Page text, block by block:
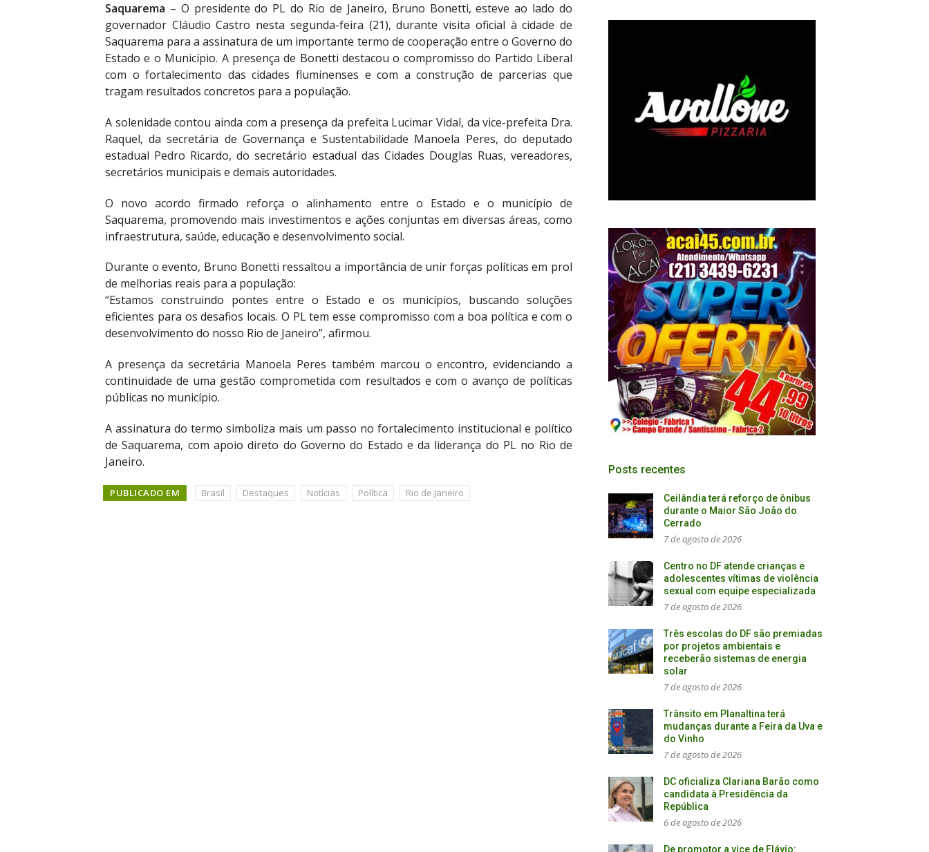
Saquarema – O presidente do PL do Rio de Janeiro, Bruno Bonetti, esteve ao lado do
governador Cláudio Castro nesta segunda-feira (21), durante visita oficial à cidade de
Saquarema para a assinatura de um importante termo de cooperação entre o Governo do
Estado e o Município. A presença de Bonetti destacou o compromisso do Partido Liberal
com o fortalecimento das cidades fluminenses e com a construção de parcerias que
tragam resultados concretos para a população.
A solenidade contou ainda com a presença da prefeita Lucimar Vidal, da vice-prefeita Dra.
Raquel, da secretária de Governança e Sustentabilidade Manoela Peres, do deputado
estadual Pedro Ricardo, do secretário estadual das Cidades Douglas Ruas, vereadores,
secretários municipais e demais autoridades.
O novo acordo firmado reforça o alinhamento entre o Estado e o município de
Saquarema, promovendo mais investimentos e ações conjuntas em diversas áreas, como
infraestrutura, saúde, educação e desenvolvimento social.
Durante o evento, Bruno Bonetti ressaltou a importância de unir forças políticas em prol
de melhorias reais para a população:
“Estamos construindo pontes entre o Estado e os municípios, buscando soluções
eficientes para os desafios locais. O PL tem esse compromisso com a boa política e com o
desenvolvimento do nosso Rio de Janeiro”, afirmou.
A presença da secretária Manoela Peres também marcou o encontro, evidenciando a
continuidade de uma gestão comprometida com resultados e com o avanço de políticas
públicas no município.
A assinatura do termo simboliza mais um passo no fortalecimento institucional e político
de Saquarema, com apoio direto do Governo do Estado e da liderança do PL no Rio de
Janeiro.
PUBLICADO EM Brasil Destaques Notícias Política Rio de Janeiro
Posts recentes
Ceilândia terá reforço de ônibus
durante o Maior São João do
Cerrado
7 de agosto de 2026
Centro no DF atende crianças e
adolescentes vítimas de violência
sexual com equipe especializada
7 de agosto de 2026
Três escolas do DF são premiadas
por projetos ambientais e
receberão sistemas de energia
solar
7 de agosto de 2026
Trânsito em Planaltina terá
mudanças durante a Feira da Uva e
do Vinho
7 de agosto de 2026
DC oficializa Clariana Barão como
candidata à Presidência da
República
6 de agosto de 2026
De promotor a vice de Flávio: